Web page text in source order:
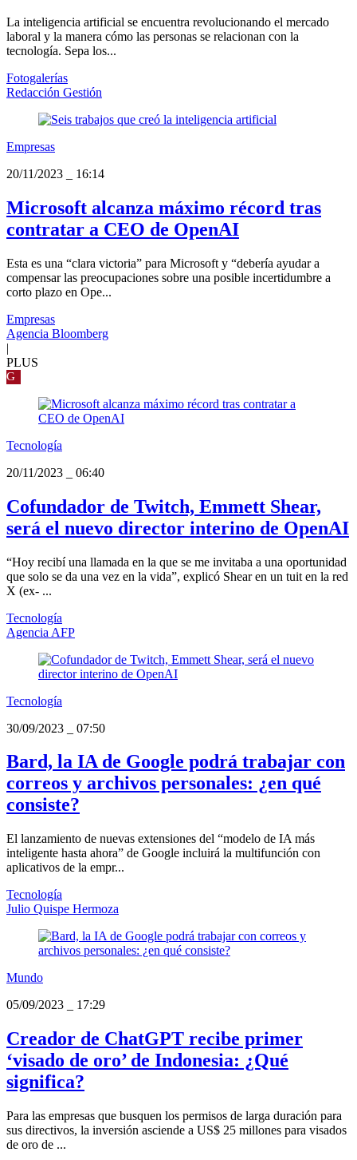
La inteligencia artificial se encuentra revolucionando el mercado
laboral y la manera cómo las personas se relacionan con la
tecnología. Sepa los...
Fotogalerías
Redacción Gestión
Empresas
20/11/2023
16:14
Microsoft alcanza máximo récord tras
contratar a CEO de OpenAI
Esta es una “clara victoria” para Microsoft y “debería ayudar a
compensar las preocupaciones sobre una posible incertidumbre a
corto plazo en Ope...
Empresas
Agencia Bloomberg
|
PLUS
G
Tecnología
20/11/2023
06:40
Cofundador de Twitch, Emmett Shear,
será el nuevo director interino de OpenAI
“Hoy recibí una llamada en la que se me invitaba a una oportunidad
que solo se da una vez en la vida”, explicó Shear en un tuit en la red
X (ex- ...
Tecnología
Agencia AFP
Tecnología
30/09/2023
07:50
Bard, la IA de Google podrá trabajar con
correos y archivos personales: ¿en qué
consiste?
El lanzamiento de nuevas extensiones del “modelo de IA más
inteligente hasta ahora” de Google incluirá la multifunción con
aplicativos de la empr...
Tecnología
Julio Quispe Hermoza
Mundo
05/09/2023
17:29
Creador de ChatGPT recibe primer
‘visado de oro’ de Indonesia: ¿Qué
significa?
Para las empresas que busquen los permisos de larga duración para
sus directivos, la inversión asciende a US$ 25 millones para visados
de oro de ...